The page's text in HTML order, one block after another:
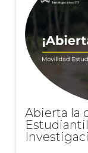
Abierta la